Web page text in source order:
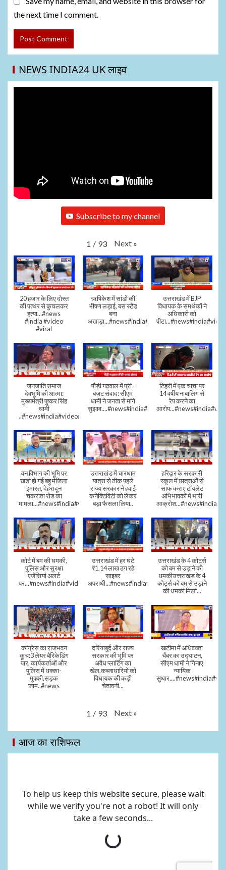
the next time I comment.
NEWS INDIA24 UK लाइव
Subscribe to my channel
1 / 93 Next »
20 हजार के लिए दोस्त
की पत्थर से कुचलकर
हत्या...#news
#india #video
#viral
ऋषिकेश में सांडों की
भीषण लड़ाई, बस स्टैंड
बना
अखाड़ा...#news#india#video#viral
उत्तराखंड में BJP
विधायक के समर्थकों ने
अधिकारी को
जनजाति समाज
देवभूमि की आत्मा:
मुख्यमंत्री पुष्कर सिंह
धामी
..#news#india#video#viral
पौड़ी गढ़वाल में प्री-
बजट संवाद: सीएम
धामी ने जनता से मांगे
सुझाव....#news#india#video#viral
टिहरी में एक चाचा पर
14 वर्षीय नाबालिग से
रेप करने का
वन विभाग की भूमि पर
खड़ी हो गई बहु मंजिला
इमारत, देहरादून
चकराता रोड का
मामला...#news#india#video
उत्तराखंड में चारधाम
यात्रा से ठीक पहले
राज्य सरकार ने हवाई
कनेक्टिविटी को लेकर
बड़ा फैसला लिया..
हरिद्वार के सरकारी
स्कूल में छात्राओं से
साफ कराए टॉयलेट
अभिभावकों में भारी
आक्रोश...#news#india
कोर्ट में बम की धमकी,
पुलिस और सुरक्षा
एजेंसियां अलर्ट
पर...#news#india#video#viral
उत्तराखंड में हर घंटे
₹1.14 लाख ठग रहे
साइबर
अपराधी...#news#india#video#viral
उत्तराखंड के 4 कोर्ट्स
को बम से उड़ाने की
धमकीउत्तराखंड के 4
कोर्ट्स को बम से उड़ाने
की धमकी मिली...
कांग्रेस का राजभवन
कूच:3 लेयर बैरिकेडिंग
पार, कार्यकर्ताओं और
पुलिस में धक्का-
मुक्की,सड़क
जाम..#news
दरियाबुर्द और राज्य
सरकार की भूमि पर
अवैध प्लाटिंग का
खेल,कब्जाधारियों को
विधायक की कड़ी
चेतावनी...
खटीमा में अधिवक्ता
चैंबर का उद्घाटन,
सीएम धामी ने गिनाए
न्यायिक
1 / 93 Next »
आज का राशिफल